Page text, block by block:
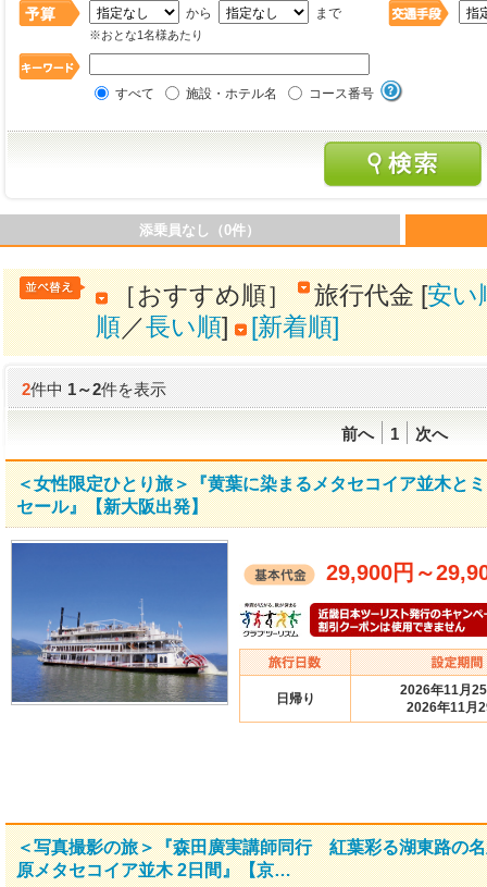
から まで
※おとな1名様あたり
すべて 施設・ホテル名 コース番号
添乗員なし（0件）
［おすすめ順］ 旅行代金 [安い
順／長い順] [新着順]
2件中1～2件を表示
前へ 1 次へ
＜女性限定ひとり旅＞『黄葉に染まるメタセコイア並木と
セール』【新大阪出発】
29,900円 ～
日帰り
2026年11月
2026年11月
＜写真撮影の旅＞『森田廣実講師同行 紅葉彩る湖東路の
原メタセコイア並木 2日間』【京…